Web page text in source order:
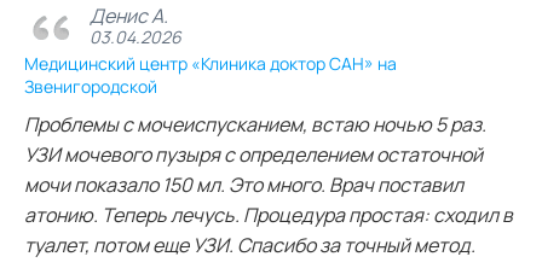
Денис А.
03.04.2026
Медицинский центр «Клиника доктор САН» на
Звенигородской
Проблемы с мочеиспусканием, встаю ночью 5 раз.
УЗИ мочевого пузыря с определением остаточной
мочи показало 150 мл. Это много. Врач поставил
атонию. Теперь лечусь. Процедура простая: сходил в
туалет, потом еще УЗИ. Спасибо за точный метод.